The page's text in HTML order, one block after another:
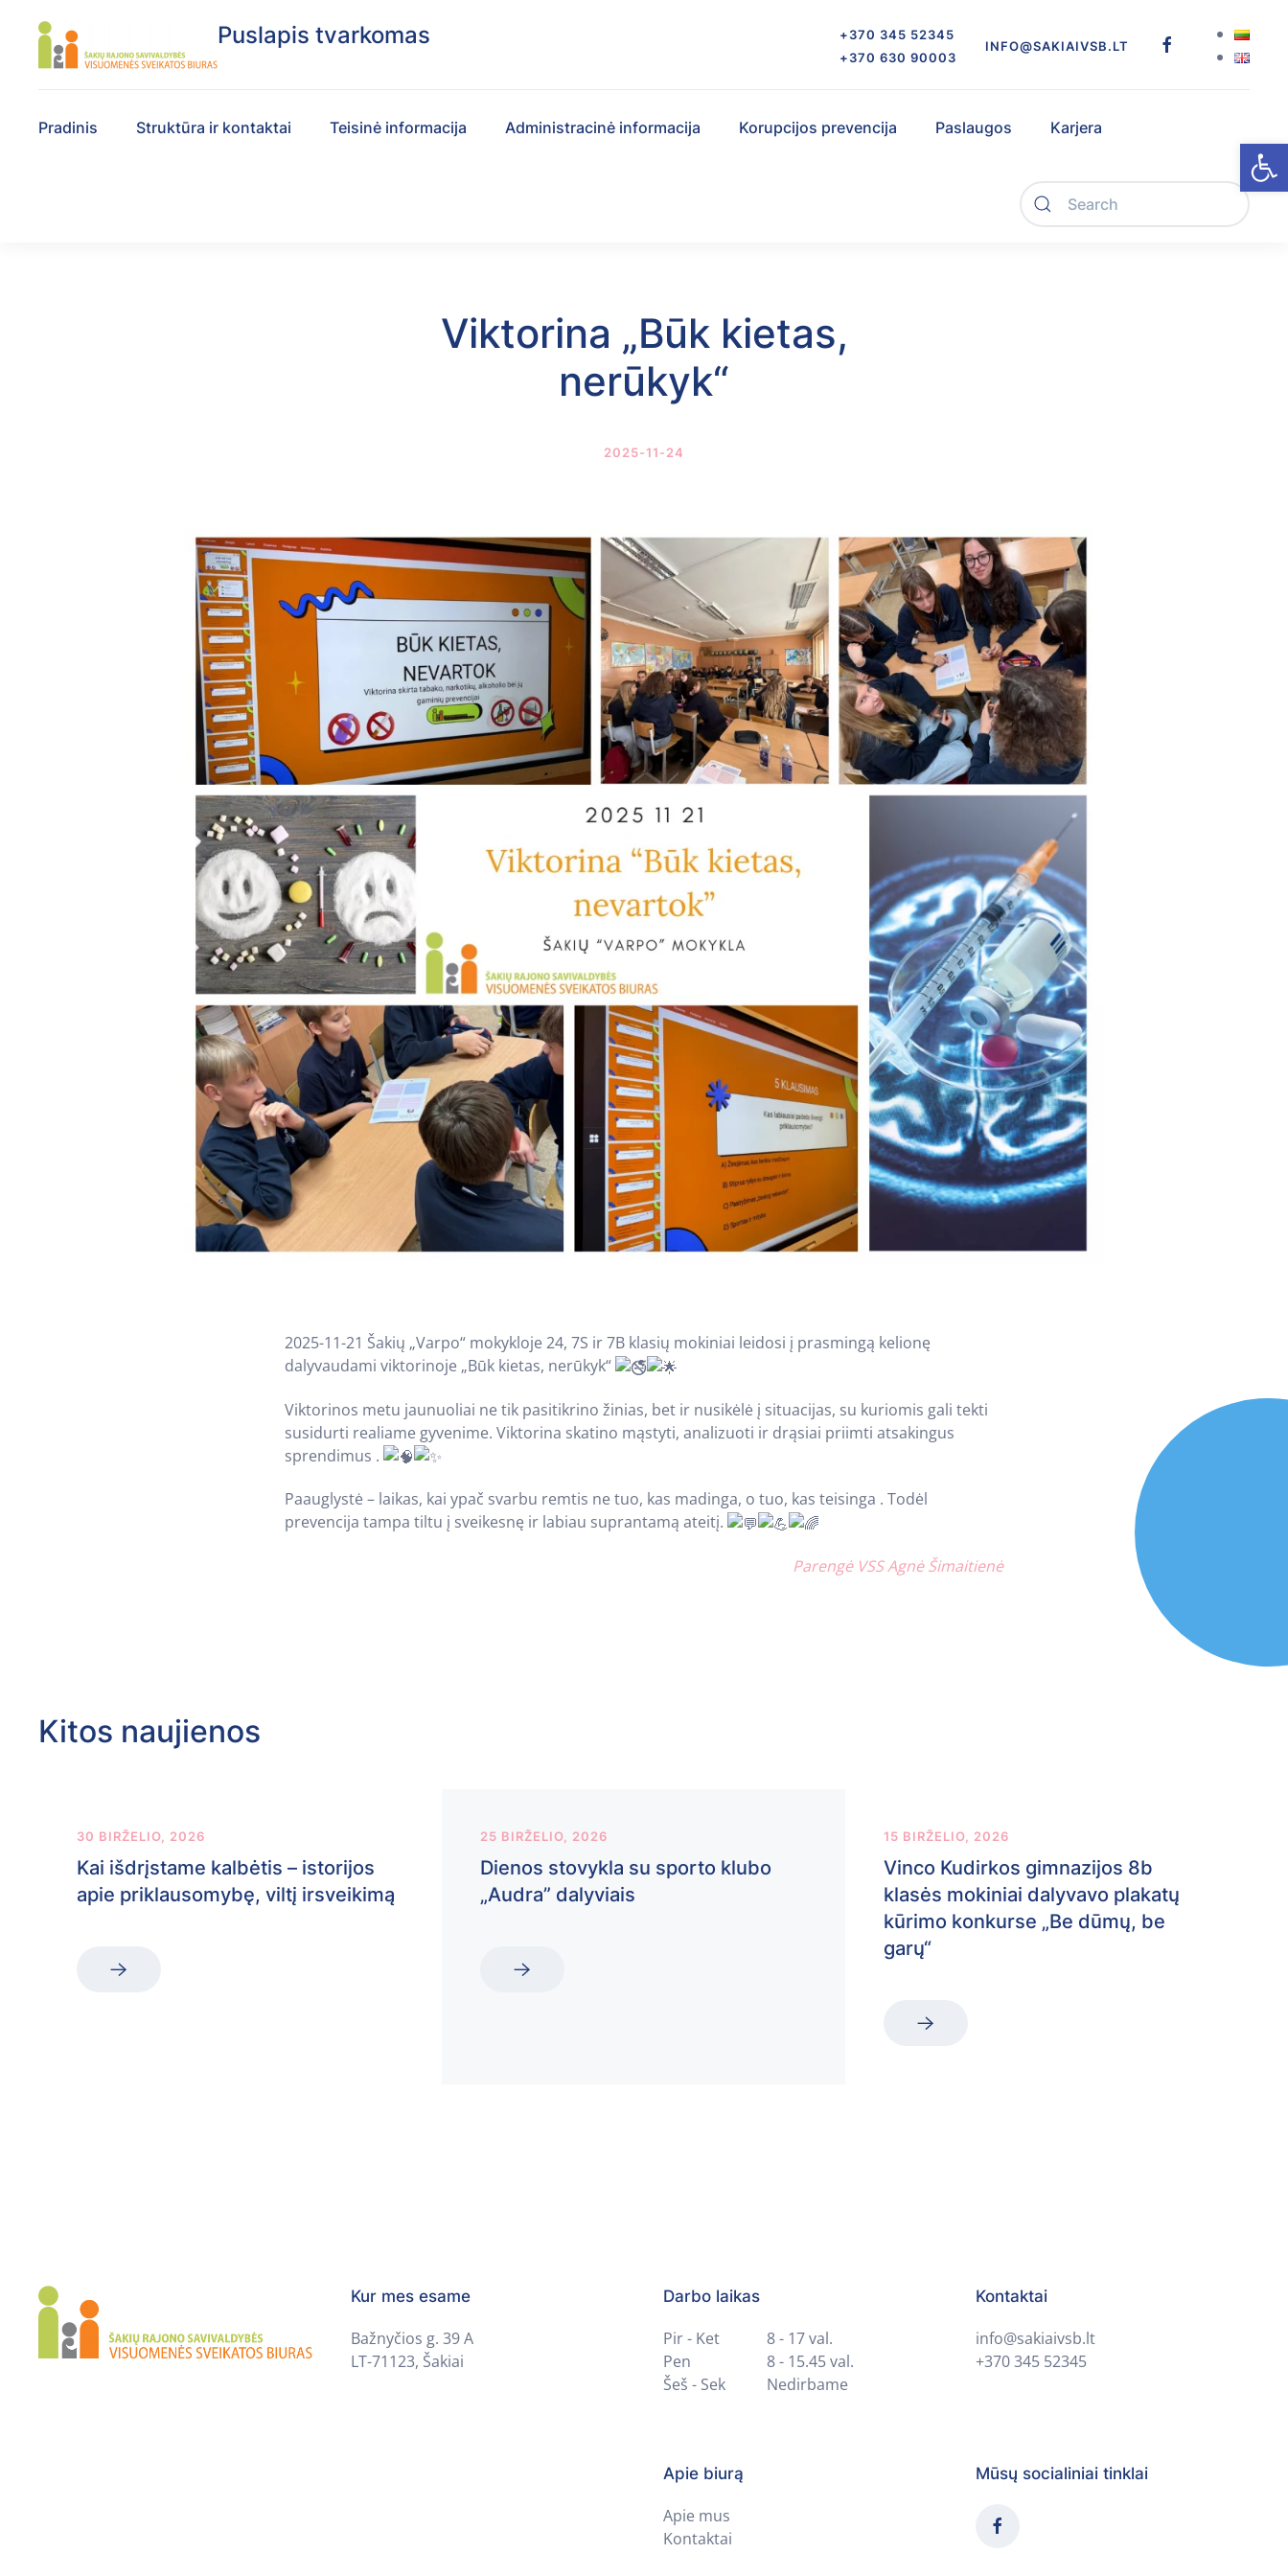
Puslapis tvarkomas
+370 345 52345
+370 630 90003
INFO@SAKIAIVSB.LT
Pradinis Struktūra ir kontaktai Teisinė informacija Administracinė informacija Korupcijos prevencija Paslaugos Karjera
Viktorina „Būk kietas,
nerūkyk“
2025-11-24
2025-11-21 Šakių „Varpo“ mokykloje 24, 7S ir 7B klasių mokiniai leidosi į prasmingą kelionę
dalyvaudami viktorinoje „Būk kietas, nerūkyk“
Viktorinos metu jaunuoliai ne tik pasitikrino žinias, bet ir nusikėlė į situacijas, su kuriomis gali tekti
susidurti realiame gyvenime. Viktorina skatino mąstyti, analizuoti ir drąsiai priimti atsakingus
sprendimus .
Paauglystė – laikas, kai ypač svarbu remtis ne tuo, kas madinga, o tuo, kas teisinga . Todėl
prevencija tampa tiltu į sveikesnę ir labiau suprantamą ateitį.
Parengė VSS Agnė Šimaitienė
Kitos naujienos
30 BIRŽELIO, 2026
Kai išdrįstame kalbėtis – istorijos
apie priklausomybę, viltį irsveikimą
25 BIRŽELIO, 2026
Dienos stovykla su sporto klubo
„Audra” dalyviais
15 BIRŽELIO, 2026
Vinco Kudirkos gimnazijos 8b
klasės mokiniai dalyvavo plakatų
kūrimo konkurse „Be dūmų, be
garų“
Kur mes esame
Bažnyčios g. 39 A
LT-71123, Šakiai
Kontaktai
info@sakiaivsb.lt
+370 345 52345
Darbo laikas
Pir - Ket
8 - 17 val.
Pen
8 - 15.45 val.
Šeš - Sek
Nedirbame
Apie biurą
Apie mus
Kontaktai
Mūsų socialiniai tinklai